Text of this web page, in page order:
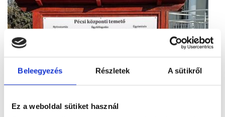
Beleegyezés Részletek A sütikről
Ez a weboldal sütiket használ